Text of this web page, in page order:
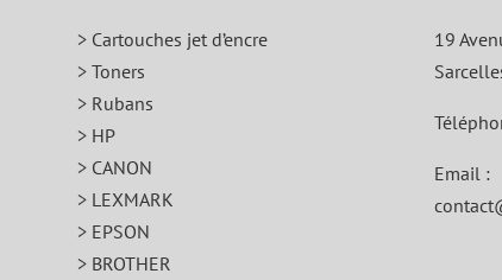
> Cartouches jet d’encre
> Toners
> Rubans
> HP
> CANON
> LEXMARK
> EPSON
> BROTHER
19
Email :